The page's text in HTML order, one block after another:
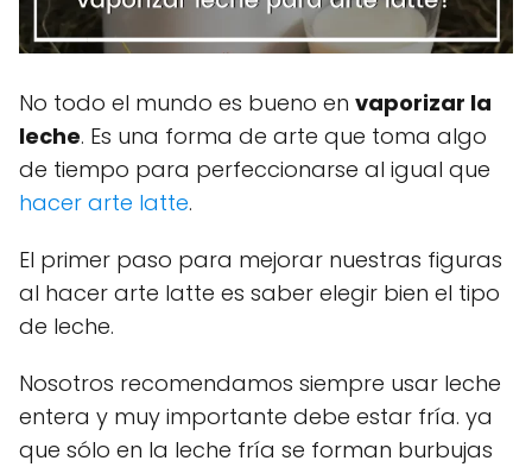
No todo el mundo es bueno en vaporizar la
leche. Es una forma de arte que toma algo
de tiempo para perfeccionarse al igual que
hacer arte latte.
El primer paso para mejorar nuestras figuras
al hacer arte latte es saber elegir bien el tipo
de leche.
Nosotros recomendamos siempre usar leche
entera y muy importante debe estar fría. ya
que sólo en la leche fría se forman burbujas